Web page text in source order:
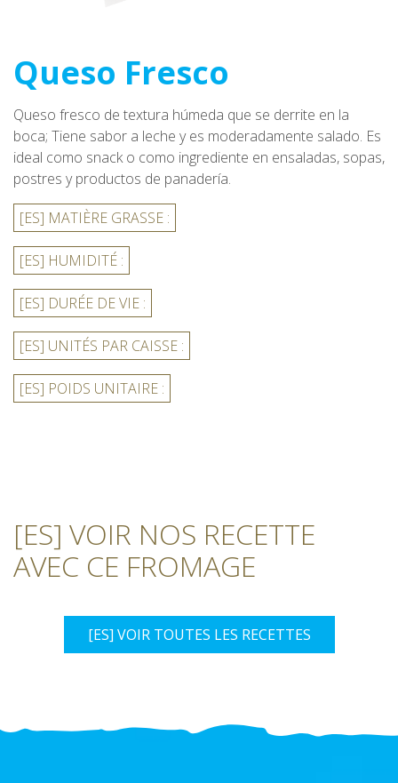
Queso Fresco
Queso fresco de textura húmeda que se derrite en la
boca; Tiene sabor a leche y es moderadamente salado. Es
ideal como snack o como ingrediente en ensaladas, sopas,
postres y productos de panadería.
[ES] MATIÈRE GRASSE :
[ES] HUMIDITÉ :
[ES] DURÉE DE VIE :
[ES] UNITÉS PAR CAISSE :
[ES] POIDS UNITAIRE :
[ES] VOIR NOS RECETTE
AVEC CE FROMAGE
[ES] VOIR TOUTES LES RECETTES